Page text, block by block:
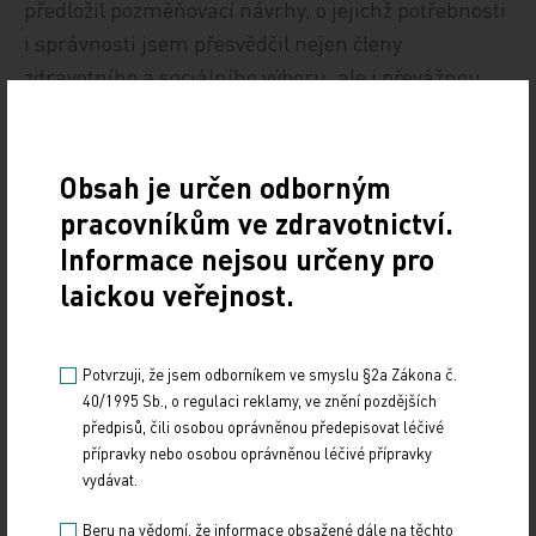
předložil pozměňovací návrhy, o jejichž potřebnosti
i správnosti jsem přesvědčil nejen členy
zdravotního a sociálního výboru, ale i převážnou
Bohužel poslanci je tehdy odmítli, stejně jako
většinu Senátem vrácených návrhů doplněných
pozměňovacími návrhy. Nyní poslanci ze
zdravotně‑sociálního výboru zvažují otevřít znovu
práce na novele zákonů, aby došlo k nápravě
práci v Senátu v dalším období, určitě bude mojí
prioritou náprava zákona o ZZS se zásadní
změnou pasáží týkajících se návaznosti péče.“
Obsah je určen odborným
pracovníkům ve zdravotnictví.
Informace nejsou určeny pro
laickou veřejnost.
Potvrzuji, že jsem odborníkem ve smyslu §2a Zákona č.
40/1995 Sb., o regulaci reklamy, ve znění pozdějších
předpisů, čili osobou oprávněnou předepisovat léčivé
přípravky nebo osobou oprávněnou léčivé přípravky
vydávat.
Beru na vědomí, že informace obsažené dále na těchto